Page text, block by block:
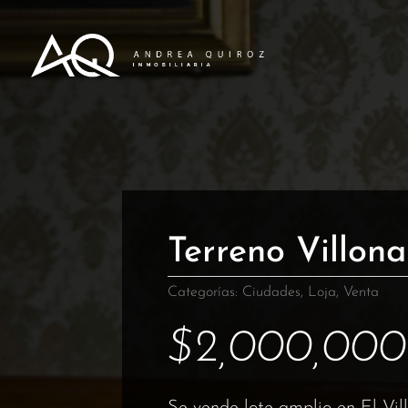
Terreno
Categorías: Ciudades, Loja, Venta
$2,000,000